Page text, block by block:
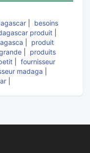
besoins
produit
produit
produits
fournisseur
madaga